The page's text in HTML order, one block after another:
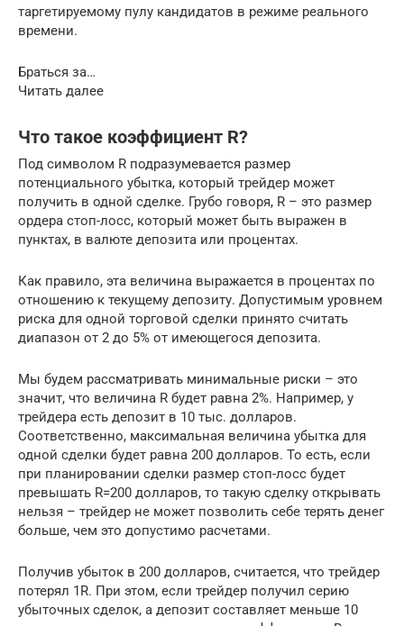
таргетируемому пулу кандидатов в режиме реального
времени.
Браться за…
Читать далее
Что такое коэффициент R?
Под символом R подразумевается размер
потенциального убытка, который трейдер может
получить в одной сделке. Грубо говоря, R – это размер
ордера стоп-лосс, который может быть выражен в
пунктах, в валюте депозита или процентах.
Как правило, эта величина выражается в процентах по
отношению к текущему депозиту. Допустимым уровнем
риска для одной торговой сделки принято считать
диапазон от 2 до 5% от имеющегося депозита.
Мы будем рассматривать минимальные риски – это
значит, что величина R будет равна 2%. Например, у
трейдера есть депозит в 10 тыс. долларов.
Соответственно, максимальная величина убытка для
одной сделки будет равна 200 долларов. То есть, если
при планировании сделки размер стоп-лосс будет
превышать R=200 долларов, то такую сделку открывать
нельзя – трейдер не может позволить себе терять денег
больше, чем это допустимо расчетами.
Получив убыток в 200 долларов, считается, что трейдер
потерял 1R. При этом, если трейдер получил серию
убыточных сделок, а депозит составляет меньше 10